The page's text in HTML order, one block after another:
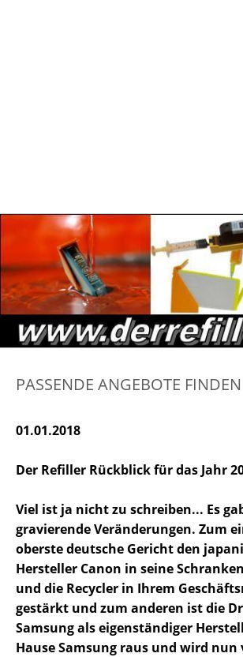
PASSENDE ANGEBOTE
01.01.2018
Der Refiller Rückblick für das Jahr
Viel ist ja nicht zu schreiben... Es
gravierende Veränderungen. Zum
oberste deutsche Gericht den
Hersteller Canon in seine
und die Recycler in Ihrem
gestärkt und zum anderen ist die
Samsung als eigenständiger
Hause Samsung raus und wird nun